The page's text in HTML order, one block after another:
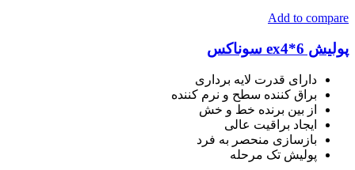
Add to compare
پولیش ex4*6 سوناکس
دارای قدرت لایه برداری
براق کننده سطح و نرم کننده
از بین برنده خط و خش
ایجاد براقیت عالی
بازسازی منحصر به فرد
پولیش تک مرحله